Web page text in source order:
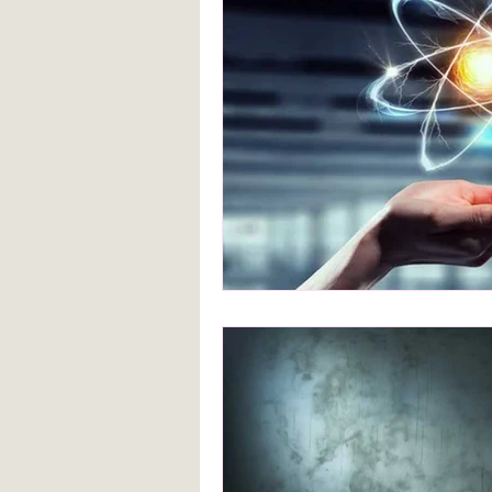
Blanca de la Torre Fernández
Deberes escolares empatía
Desarrollo infantil